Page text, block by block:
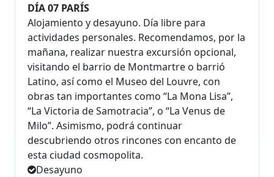
DÍA 07 PARÍS
Alojamiento y desayuno. Día libre para
actividades personales. Recomendamos, por la
mañana, realizar nuestra excursión opcional,
visitando el barrio de Montmartre o barrió
Latino, así como el Museo del Louvre, con
obras tan importantes como “La Mona Lisa”,
“La Victoria de Samotracia”, o “La Venus de
Milo”. Asimismo, podrá continuar
descubriendo otros rincones con encanto de
esta ciudad cosmopolita.
Desayuno